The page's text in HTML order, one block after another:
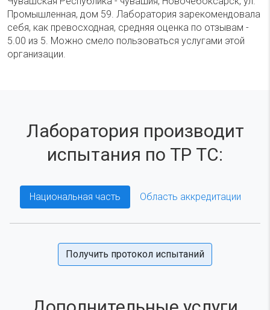
Промышленная, дом 59. Лаборатория зарекомендовала
себя, как превосходная, средняя оценка по отзывам -
5.00 из 5. Можно смело пользоваться услугами этой
организации.
Лаборатория производит
испытания по ТР ТС:
Национальная часть Область аккредитации
Получить протокол испытаний